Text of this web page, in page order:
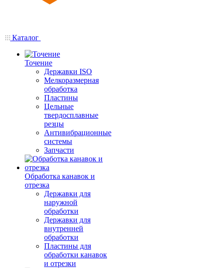
Каталог
Точение
Державки ISO
Мелкоразмерная
обработка
Пластины
Цельные
твердосплавные
резцы
Антивибрационные
системы
Запчасти
Обработка канавок и
отрезка
Державки для
наружной
обработки
Державки для
внутренней
обработки
Пластины для
обработки канавок
и отрезки